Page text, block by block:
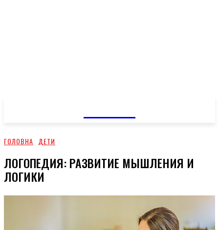
ГОЛОВНА ДЕТИ
ЛОГОПЕДИЯ: РАЗВИТИЕ МЫШЛЕНИЯ И
ЛОГИКИ